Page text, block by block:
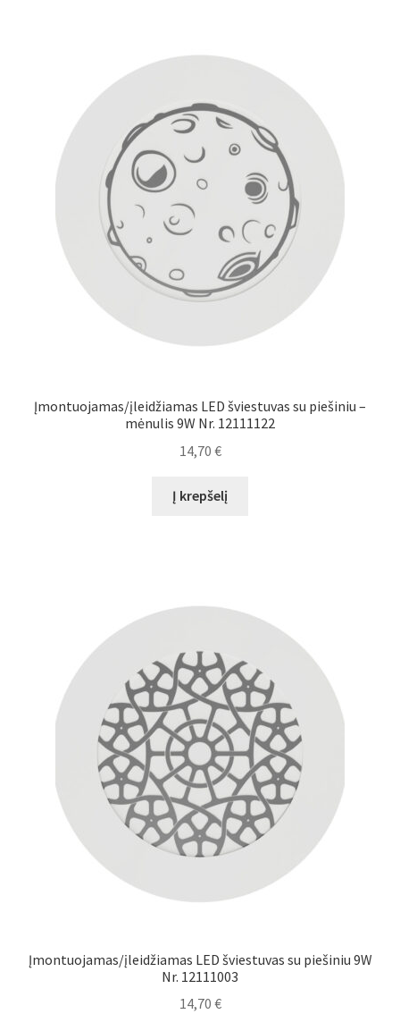
Įmontuojamas/įleidžiamas LED šviestuvas su piešiniu –
mėnulis 9W Nr. 12111122
14,70 €
Į krepšelį
Įmontuojamas/įleidžiamas LED šviestuvas su piešiniu 9W
Nr. 12111003
14,70 €